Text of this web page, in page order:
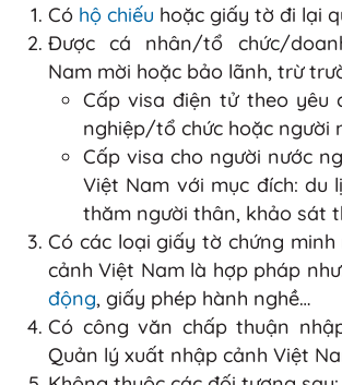
Có hộ chiếu hoặc giấy tờ đi lại
Được cá nhân/tổ chức/
Nam mời hoặc bảo lãnh, trừ
Cấp visa điện tử theo yêu
nghiệp/tổ chức hoặc người
Cấp visa cho người nước
Việt Nam với mục đích: du
thăm người thân, khảo sát
Có các loại giấy tờ chứng minh
cảnh Việt Nam là hợp pháp
động, giấy phép hành nghề…
Có công văn chấp thuận
Quản lý xuất nhập cảnh Việt